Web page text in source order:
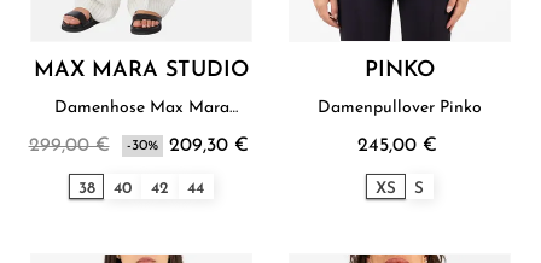
MAX MARA STUDIO
Damenhose Max Mara
299,00 € -30% 209,30 €
38 40 42 44
PINKO
Damenpullover Pinko
245,00 €
XS S